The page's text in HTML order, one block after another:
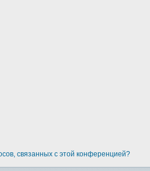
связанных с этой конференцией?